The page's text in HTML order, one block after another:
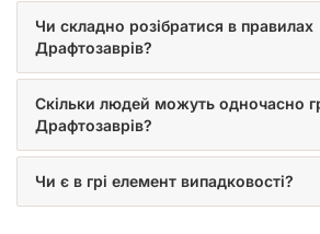
Чи складно розібратися в правилах
Драфтозаврів?
Скільки людей можуть одночасно
Драфтозаврів?
Чи є в грі елемент випадковості?